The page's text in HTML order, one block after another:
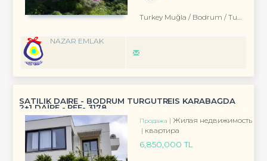
Turkey Muğla / Bodrum / Turgutreis
NAZAR EMLAK
SATILIK DAİRE - BODRUM TURGUTREİS KARABAĞDA
2+1 DAİRE - REF- 3178
Продажа
Жилая недвижимость
квартира
6,850,000 TL